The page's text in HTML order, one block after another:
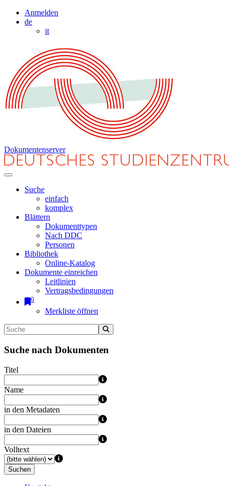
Anmelden
de
it
Dokumentenserver
Suche
einfach
komplex
Blättern
Dokumenttypen
Nach DDC
Personen
Bibliothek
Online-Katalog
Dokumente einreichen
Leitlinien
Vertragsbedingungen
0
Merkliste öffnen
Suche nach Dokumenten
Titel
Name
in den Metadaten
in den Dateien
Volltext
Suchen